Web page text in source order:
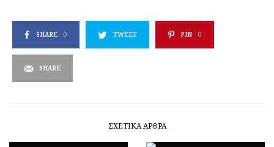
SHARE 0 TWEET PIN 0
SHARE
ΣΧΕΤΙΚΆ ΆΡΘΡΑ